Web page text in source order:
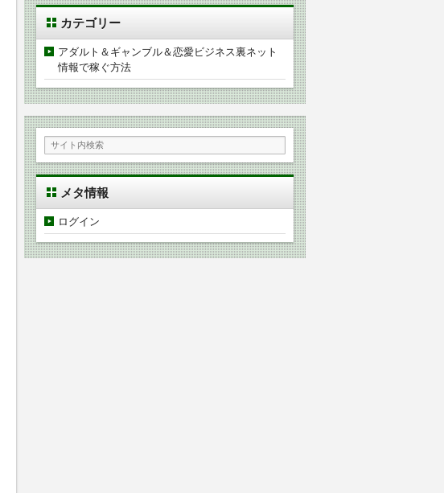
カ
イ
ブ
カテゴリー
アダルト＆ギャンブル＆恋愛ビジネス裏ネット
情報で稼ぐ方法
メタ情報
ログイン